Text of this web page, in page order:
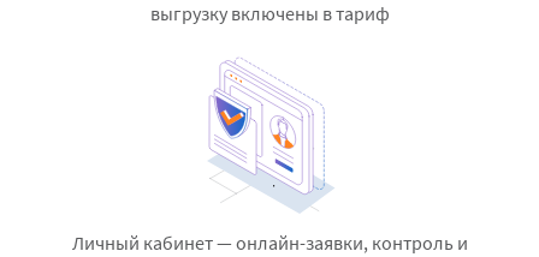
выгрузку включены в тариф
Личный кабинет — онлайн-заявки, контроль и